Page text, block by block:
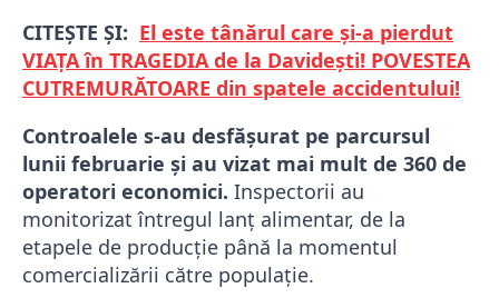
CITEȘTE ȘI: El este tânărul care și-a pierdut
VIAȚA în TRAGEDIA de la Davidești! POVESTEA
CUTREMURĂTOARE din spatele accidentului!
Controalele s-au desfășurat pe parcursul
lunii februarie și au vizat mai mult de 360 de
operatori economici. Inspectorii au
monitorizat întregul lanț alimentar, de la
etapele de producție până la momentul
comercializării către populație.